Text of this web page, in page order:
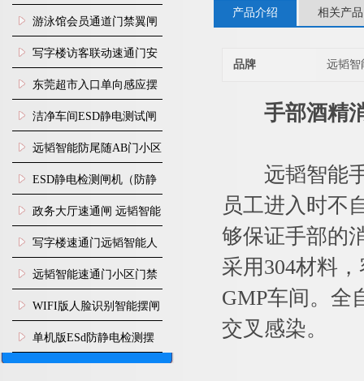
闸机
游泳馆会员通道门禁翼闸
写字楼访客联动速通门安
装
东莞超市入口单向感应摆
闸安装
洁净车间ESD静电测试闸
机
远韬智能防尾随AB门小区
门禁闸机安装
​ESD静电检测闸机（防静
电门禁通道系统）
政务大厅速通闸 远韬智能
防尾随静音速通门
写字楼速通门远韬智能人
脸识别快速通道闸
远韬智能速通门小区门禁
闸机食堂消费摆闸
WIFI版人脸识别智能摆闸
机
单机版ESd防静电检测摆
闸机
产品介绍 相关产品
品牌 远韬智
手部酒精
远韬智能手
员工进入时不
够保证手部的
采用304材料
GMP车间。全
交叉感染。